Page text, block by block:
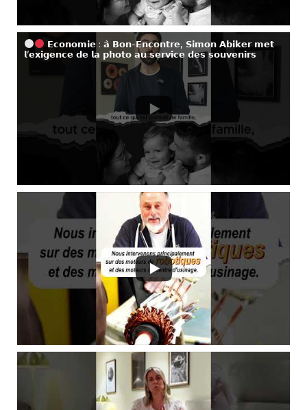
𝗘𝗰𝗼𝗻𝗼𝗺𝗶𝗲 : 𝗮̀ 𝗕𝗼𝗻-𝗘𝗻𝗰𝗼𝗻𝘁𝗿𝗲, 𝗦𝗶𝗺𝗼𝗻 𝗔𝗯𝗶𝗸𝗲𝗿 𝗺𝗲𝘁
𝗹’𝗲𝘅𝗶𝗴𝗲𝗻𝗰𝗲 𝗱𝗲 𝗹𝗮 𝗽𝗵𝗼𝘁𝗼 𝗮𝘂 𝘀𝗲𝗿𝘃𝗶𝗰𝗲 𝗱𝗲𝘀 𝘀𝗼𝘂𝘃𝗲𝗻𝗶𝗿𝘀